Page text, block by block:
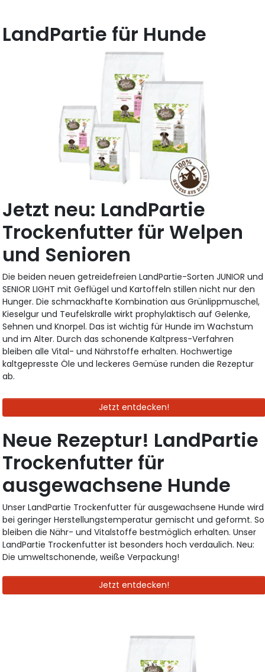
LandPartie für Hunde
Jetzt neu: LandPartie
Trockenfutter für Welpen
und Senioren
Die beiden neuen getreidefreien LandPartie-Sorten JUNIOR und
SENIOR LIGHT mit Geflügel und Kartoffeln stillen nicht nur den
Hunger. Die schmackhafte Kombination aus Grünlippmuschel,
Kieselgur und Teufelskralle wirkt prophylaktisch auf Gelenke,
Sehnen und Knorpel. Das ist wichtig für Hunde im Wachstum
und im Alter. Durch das schonende Kaltpress-Verfahren
bleiben alle Vital- und Nährstoffe erhalten. Hochwertige
kaltgepresste Öle und leckeres Gemüse runden die Rezeptur
ab.
Jetzt entdecken!
Neue Rezeptur! LandPartie
Trockenfutter für
ausgewachsene Hunde
Unser LandPartie Trockenfutter für ausgewachsene Hunde wird
bei geringer Herstellungstemperatur gemischt und geformt. So
bleiben die Nähr- und Vitalstoffe bestmöglich erhalten. Unser
LandPartie Trockenfutter ist besonders hoch verdaulich. Neu:
Die umweltschonende, weiße Verpackung!
Jetzt entdecken!